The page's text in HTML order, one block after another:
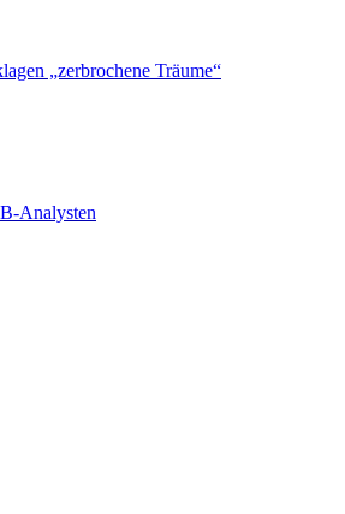
„zerbrochene Träume“
Analysten